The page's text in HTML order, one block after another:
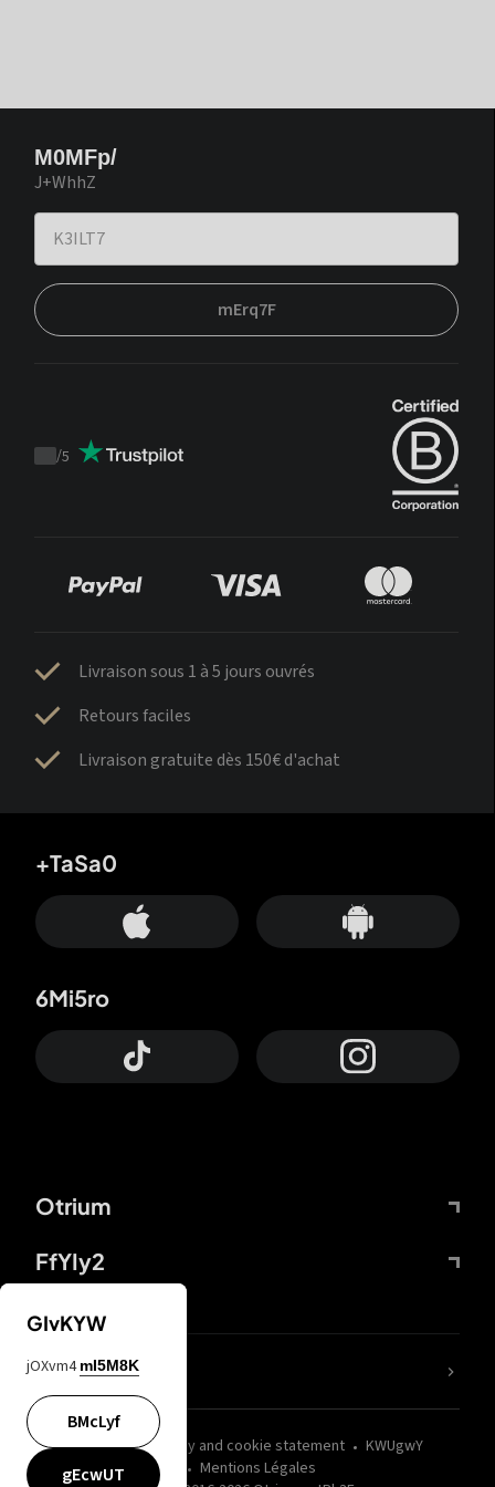
M0MFp/
J+WhhZ
mErq7F
Trustpilot
/5
Livraison sous 1 à 5 jours ouvrés
Retours faciles
Livraison gratuite dès 150€ d'achat
Otrium
FfYIy2
+TaSa0
6Mi5ro
wZQPfd Privacy and cookie statement
KWUgwY
Mentions Légales
nLC6tu
GIvKYW
jOXvm4 mI5M8K
BMcLyf
gEcwUT